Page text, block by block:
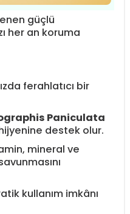
güçlü
her an koruma
ferahlatıcı bir
Paniculata
destek olur.
mineral ve
kullanım imkânı